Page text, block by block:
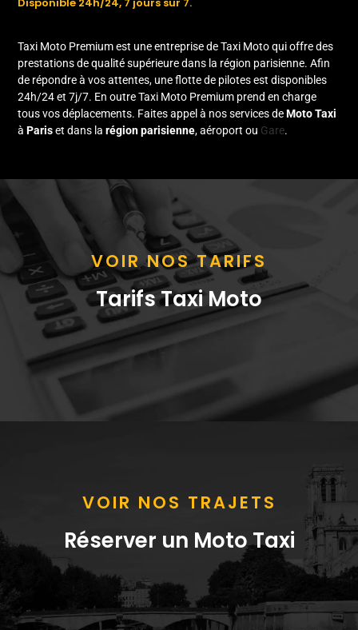
Taxi Moto Premium est une entreprise de Taxi Moto qui offre des
prestations de qualité supérieure dans la région parisienne. Afin
de répondre à vos attentes, une flotte de pilotes est disponibles
24h/24 et 7j/7. En outre Taxi Moto Premium prend en charge
tous vos déplacements. Faites appel à nos servicesdeMoto Taxi
àPariset dans la région parisienne, aéroport ou Gare.
VOIR NOS TARIFS
Tarifs Taxi Moto
VOIR NOS TRAJETS
Réserver un Moto Taxi